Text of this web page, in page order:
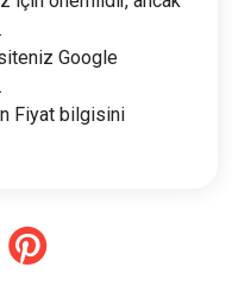
Google
Fiyat bilgisini